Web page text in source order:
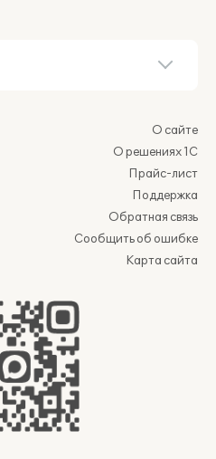
О сайте
О решениях 1С
Прайс-лист
Поддержка
Обратная связь
Сообщить об ошибке
Карта сайта